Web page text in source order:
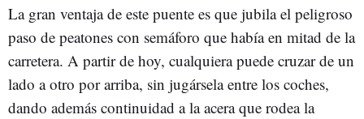
La gran ventaja de este puente es que jubila el peligroso
paso de peatones con semáforo que había en mitad de la
carretera. A partir de hoy, cualquiera puede cruzar de un
lado a otro por arriba, sin jugársela entre los coches,
dando además continuidad a la acera que rodea la